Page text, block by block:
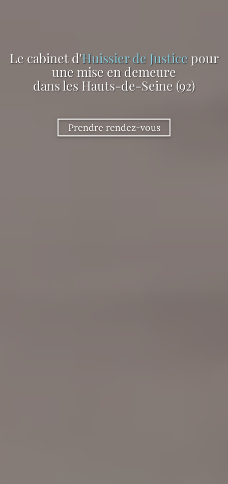
Le cabinet d'Huissier de Justicepour
une mise en demeure
dans les Hauts-de-Seine (92)
Prendre rendez-vous